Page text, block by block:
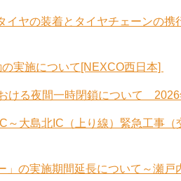
イヤの装着とタイヤチェーンの携
実施について[NEXCO西日本]
ける夜間一時閉鎖について
大島北IC（上り線）緊急工事（
」の実施期間延長について～瀬